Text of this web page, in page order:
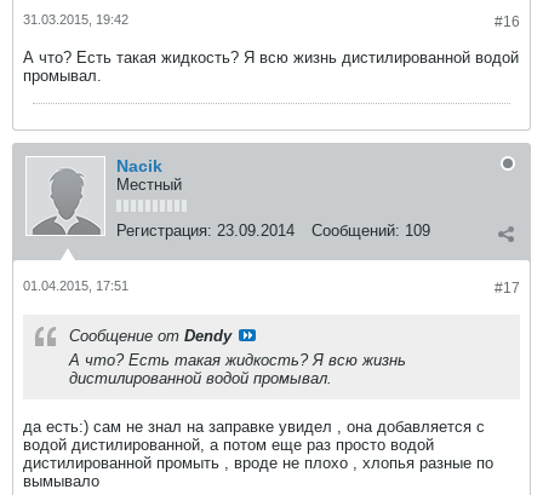
#16
31.03.2015, 19:42
А что? Есть такая жидкость? Я всю жизнь дистилированной водой
промывал.
Nacik
Местный
Регистрация: 23.09.2014 Сообщений: 109
#17
01.04.2015, 17:51
Сообщение от Dendy
А что? Есть такая жидкость? Я всю жизнь
дистилированной водой промывал.
да есть:) сам не знал на заправке увидел , она добавляется с
водой дистилированной, а потом еще раз просто водой
дистилированной промыть , вроде не плохо , хлопья разные по
вымывало